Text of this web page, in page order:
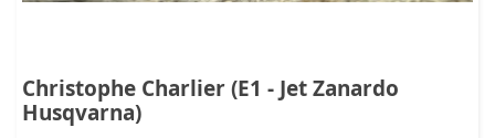
Christophe Charlier (E1 - Jet Zanardo
Husqvarna)